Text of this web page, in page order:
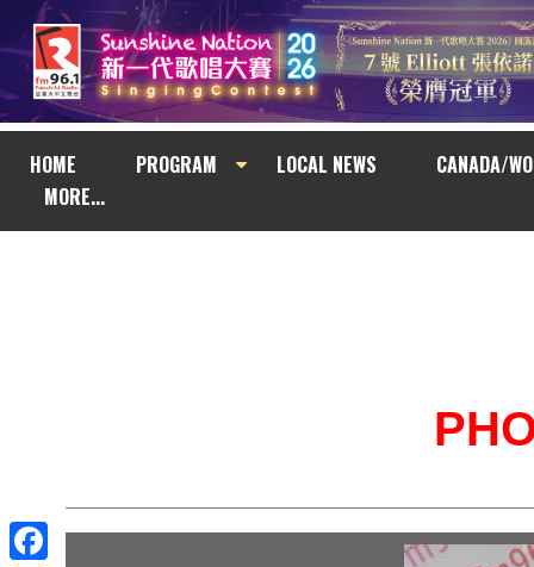
HOME PROGRAM LOCAL NEWS
CANADA/
MORE...